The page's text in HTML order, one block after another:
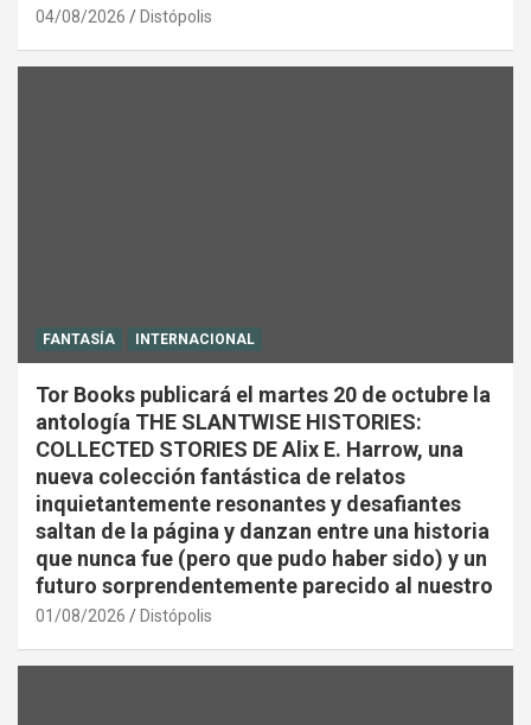
04/08/2026 Distópolis
FANTASÍA INTERNACIONAL
Tor Books publicará el martes 20 de octubre la
antología THE SLANTWISE HISTORIES:
COLLECTED STORIES DE Alix E. Harrow, una
nueva colección fantástica de relatos
inquietantemente resonantes y desafiantes
saltan de la página y danzan entre una historia
que nunca fue (pero que pudo haber sido) y un
futuro sorprendentemente parecido al nuestro
01/08/2026 Distópolis